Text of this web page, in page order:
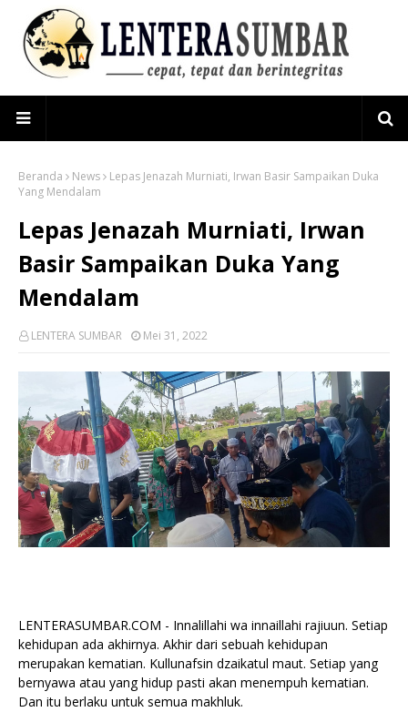
Beranda News
Lepas Jenazah Murniati, Irwan Basir Sampaikan Duka
Yang Mendalam
Lepas Jenazah Murniati, Irwan
Basir Sampaikan Duka Yang
Mendalam
LENTERA SUMBAR Mei 31, 2022
LENTERASUMBAR.COM - Innalillahi wa innaillahi rajiuun. Setiap
kehidupan ada akhirnya. Akhir dari sebuah kehidupan
merupakan kematian. Kullunafsin dzaikatul maut. Setiap yang
bernyawa atau yang hidup pasti akan menempuh kematian.
Dan itu berlaku untuk semua makhluk.